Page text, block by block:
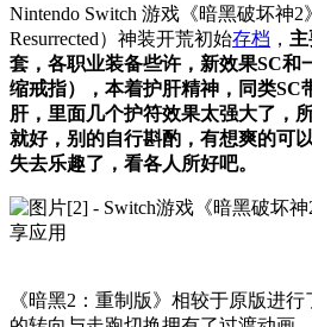
Nintendo Switch 游戏《暗黑破坏神2
Resurrected）神装开荒初始存档 ，
套，各职业装备些许，新效果SC和
缩戒指），本着护肝精神，同类SC
肝，里面几个护符效果太强大了，
就好，别的自行斟酌，有想爽的可
失去乐趣了，看各人所好吧。
《暗黑2：重制版》相较于原版进